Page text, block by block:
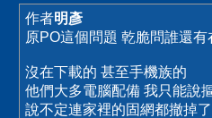
作者明彥
原PO這個問題 乾脆問誰還
沒在下載的 甚至手機族的
他們大多電腦配備 我只能說
說不定連家裡的固網都撤掉了